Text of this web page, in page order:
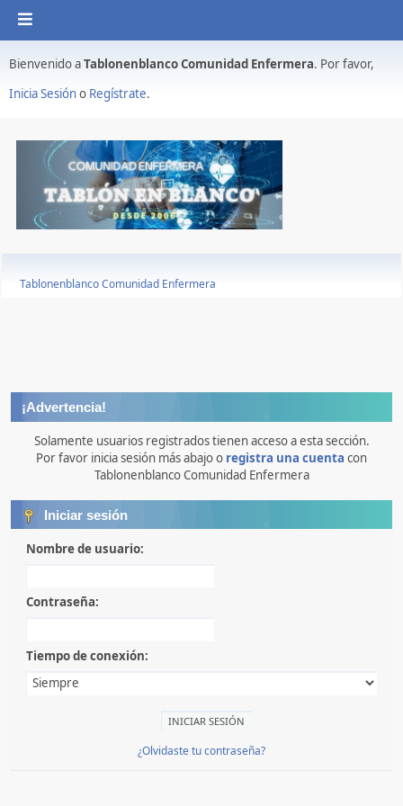
Bienvenido aTablonenblanco Comunidad Enfermera. Por favor,
Inicia Sesióno Regístrate.
Tablonenblanco Comunidad Enfermera
¡Advertencia!
Solamente usuarios registrados tienen acceso a esta sección.
Por favor inicia sesión más abajo o registra una cuenta con
Tablonenblanco Comunidad Enfermera
Iniciar sesión
Nombre de usuario:
Contraseña:
Tiempo de conexión:
¿Olvidaste tu contraseña?